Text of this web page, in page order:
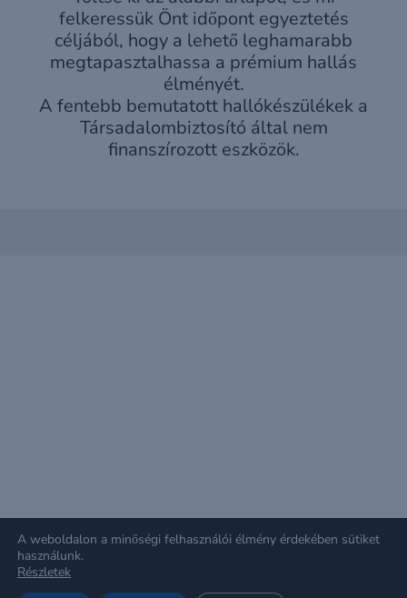
felkeressük Önt időpont egyeztetés
céljából, hogy a lehető leghamarabb
megtapasztalhassa a prémium hallás
élményét.
A fentebb bemutatott hallókészülékek a
Társadalombiztosító által nem
finanszírozott eszközök.
A weboldalon a minőségi felhasználói élmény érdekében sütiket
használunk.
Részletek